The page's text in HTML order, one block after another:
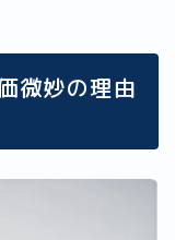
微妙の理由